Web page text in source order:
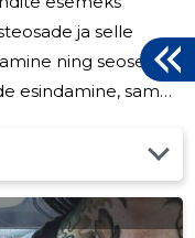
ja selle
ning seoses
esindamine, samuti